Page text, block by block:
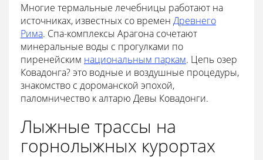
Многие термальные лечебницы работают на
источниках, известных со времен Древнего
Рима. Спа-комплексы Арагона сочетают
минеральные воды с прогулками по
пиренейским национальным паркам. Цепь озер
Ковадонга? это водные и воздушные процедуры,
знакомство с дороманской эпохой,
паломничество к алтарю Девы Ковадонги.
Лыжные трассы на
горнолыжных курортах